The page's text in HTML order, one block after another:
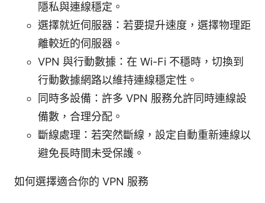
隱私與連線穩定。
選擇就近伺服器：若要提升速度，選擇物理距
離較近的伺服器。
VPN 與行動數據：在 Wi-Fi 不穩時，切換到
行動數據網路以維持連線穩定性。
同時多設備：許多 VPN 服務允許同時連線設
備數，合理分配。
斷線處理：若突然斷線，設定自動重新連線以
避免長時間未受保護。
如何選擇適合你的 VPN 服務